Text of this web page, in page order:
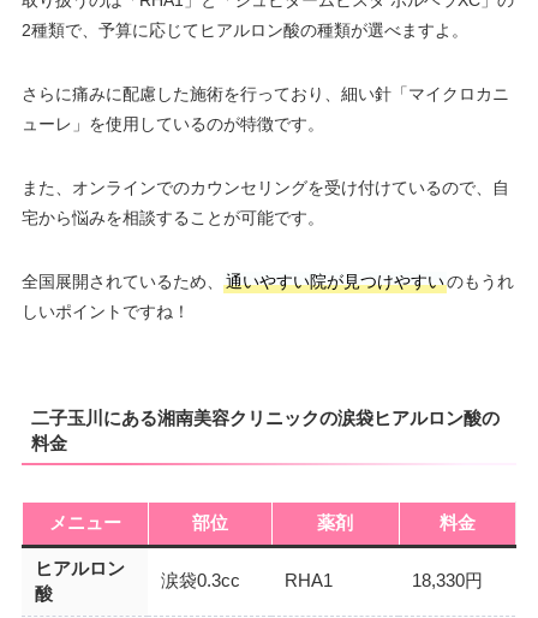
2種類で、予算に応じてヒアルロン酸の種類が選べますよ。
さらに痛みに配慮した施術を行っており、細い針「マイクロカニ
ューレ」を使用しているのが特徴です。
また、オンラインでのカウンセリングを受け付けているので、自
宅から悩みを相談することが可能です。
全国展開されているため、 通いやすい院が見つけやすいのもうれ
しいポイントですね！
二子玉川にある湘南美容クリニックの涙袋ヒアルロン酸の
料金
メニュー 部位 薬剤 料金
ヒアルロン
酸
涙袋0.3cc RHA1 18,330円